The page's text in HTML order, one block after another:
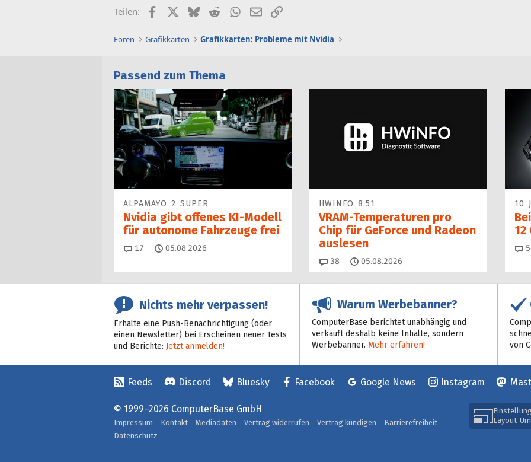
Teilen: FacebookX (Twitter)
BlueskyRedditWhatsApp
E-MailLink
Foren Grafikkarten Grafikkarten: Probleme mit Nvidia
Passend zum Thema
ALPAMAYO 2 SUPER
Nvidia gibt offenes KI-Modell
für autonome Fahrzeuge frei
17 Kommentare
05.08.2026
HWINFO 8.51
VRAM-Temperaturen pro
Chip für GeForce und Radeon
auslesen
38 Kommentare
05.08.2026
10
12
Nichts mehr verpassen!
Erhalte eine Push-Benachrichtigung (oder
einen Newsletter) bei Erscheinen neuer Tests
und Berichte: Jetzt anmelden!
Warum Werbebanner?
ComputerBase berichtet unabhängig und
verkauft deshalb keine Inhalte, sondern
Werbebanner. Mehr erfahren!
von
Feeds Discord Bluesky Facebook Google News Instagram
Layout-
© 1999–2026 ComputerBase GmbH
Impressum Kontakt Mediadaten Vertrag widerrufen Vertrag kündigen
Barrierefreiheit
Datenschutz